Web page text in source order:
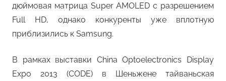
дюймовая матрица Super AMOLED с разрешением
Full HD, однако конкуренты уже вплотную
приблизились к Samsung.
В рамках выставки China Optoelectronics Display
Expo 2013 (CODE) в Шеньжене тайваньская